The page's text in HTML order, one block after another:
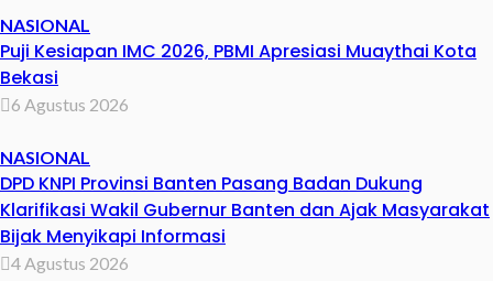
NASIONAL
Puji Kesiapan IMC 2026, PBMI Apresiasi Muaythai Kota
Bekasi
6 Agustus 2026
NASIONAL
DPD KNPI Provinsi Banten Pasang Badan Dukung
Klarifikasi Wakil Gubernur Banten dan Ajak Masyarakat
Bijak Menyikapi Informasi
4 Agustus 2026